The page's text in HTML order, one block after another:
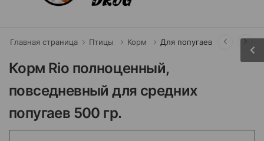
Главная страница Птицы Корм Для попугаев
Корм Rio полноценный,
повседневный для средних
попугаев 500 гр.